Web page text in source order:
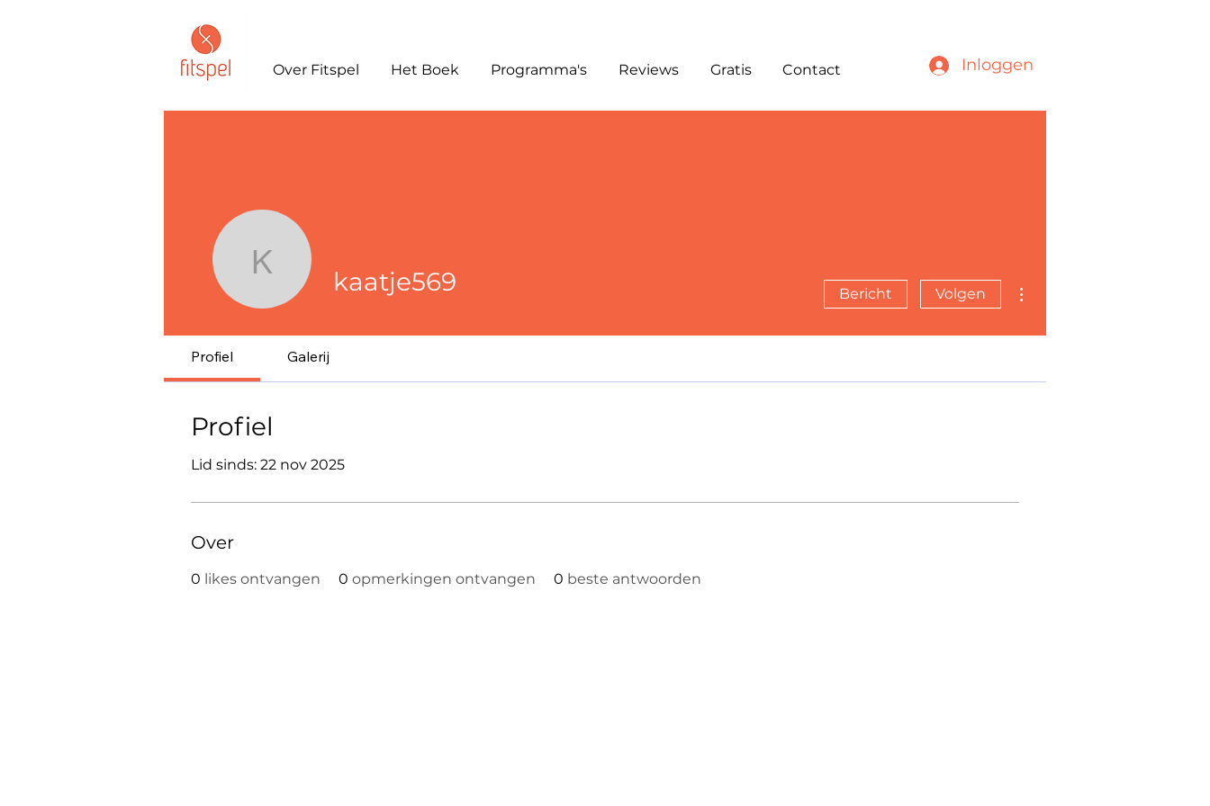
Over Fitspel Het Boek Programma's Reviews Gratis Contact Inloggen
kaatje569
kaatje569 Bericht Volgen
Profiel Galerij
Profiel
Lid sinds: 22 nov 2025
Over
0 likes ontvangen 0 opmerkingen ontvangen 0 beste antwoorden